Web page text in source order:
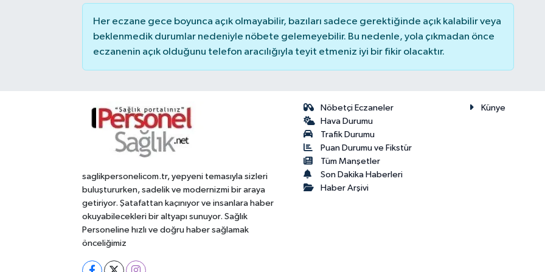
Her eczane gece boyunca açık olmayabilir, bazıları sadece gerektiğinde açık kalabilir veya
beklenmedik durumlar nedeniyle nöbete gelemeyebilir. Bu nedenle, yola çıkmadan önce
eczanenin açık olduğunu telefon aracılığıyla teyit etmeniz iyi bir fikir olacaktır.
saglikpersonelicom.tr, yepyeni temasıyla sizleri
buluştururken, sadelik ve modernizmi bir araya
getiriyor. Şatafattan kaçınıyor ve insanlara haber
okuyabilecekleri bir altyapı sunuyor. Sağlık
Personeline hızlı ve doğru haber sağlamak
önceliğimiz
Nöbetçi Eczaneler
Hava Durumu
Trafik Durumu
Puan Durumu ve Fikstür
Tüm Manşetler
Son Dakika Haberleri
Haber Arşivi
Künye